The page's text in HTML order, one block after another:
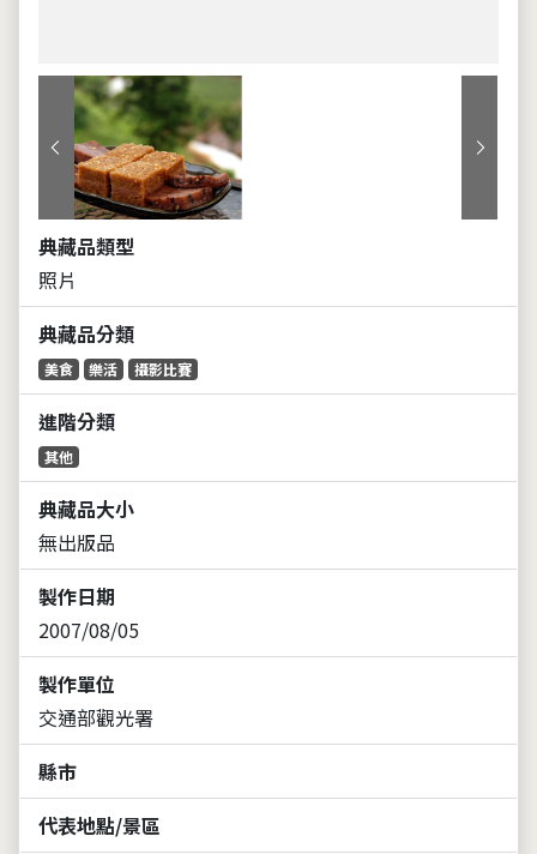
上一張 下一張
典藏品類型
照片
典藏品分類
美食 樂活 攝影比賽
進階分類
其他
典藏品大小
無出版品
製作日期
2007/08/05
製作單位
交通部觀光署
縣市
代表地點/景區